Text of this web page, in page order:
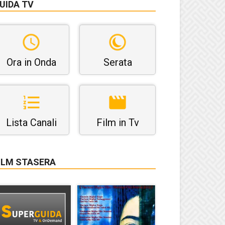
TV
Ora in Onda Serata
Lista Canali Film in Tv
STASERA